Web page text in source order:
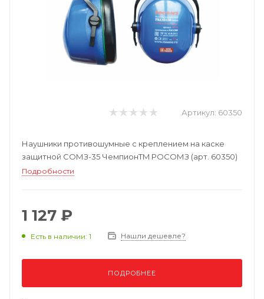
Артикул: 60350
Наушники противошумные с креплением на каске
защитной СОМЗ-35 ЧемпионTM РОСОМЗ (арт. 60350)
Подробности
1 127 ₽
Есть в наличии: 1 Нашли дешевле?
ПОДРОБНЕЕ